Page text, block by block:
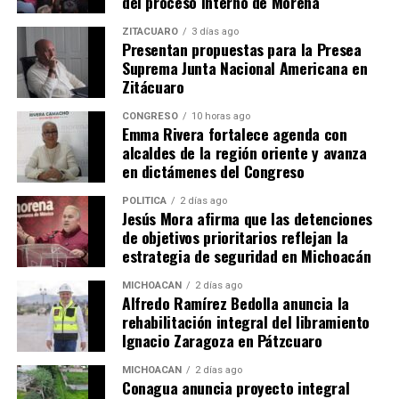
Estos problemas han sido aprovechados por Google para
defenderse de los ataques que recientemente ha recibido
de parte de la empresa fundada por Bill Gates.
En estas últimas declaraciones, los de Mountain View
alientan a Microsoft a
eficientes
en lugar de “atacar” los ofrecidos por su
compañía, como hacen en su campaña de desprestigio
Scroogled.
20minutos.com.mx
Comparte con:
ZITÁCUARO 3 días ago
Presentan propuestas para la Presea
Suprema Junta Nacional Americana en
Zitácuaro
CONGRESO 10 horas ago
Emma Rivera fortalece agenda con
alcaldes de la región oriente y avanza
en dictámenes del Congreso
POLÍTICA 2 días ago
Jesús Mora afirma que las detenciones
de objetivos prioritarios reflejan la
estrategia de seguridad en Michoacán
MICHOACÁN 2 días ago
Alfredo Ramírez Bedolla anuncia la
rehabilitación integral del libramiento
Ignacio Zaragoza en Pátzcuaro
MICHOACÁN 2 días ago
Conagua anuncia proyecto integral